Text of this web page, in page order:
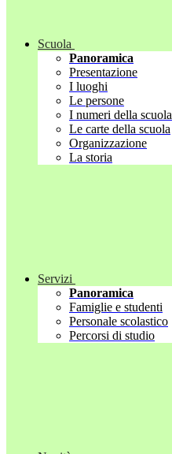
Scuola
Panoramica
Presentazione
I luoghi
Le persone
I numeri della scuola
Le carte della scuola
Organizzazione
La storia
Servizi
Panoramica
Famiglie e studenti
Personale scolastico
Percorsi di studio